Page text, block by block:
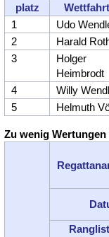
platz
1
Udo
2
Harald
3
Holger
Heimbrodt
4 Willy
5
Helmuth
Zu wenig Wertungen